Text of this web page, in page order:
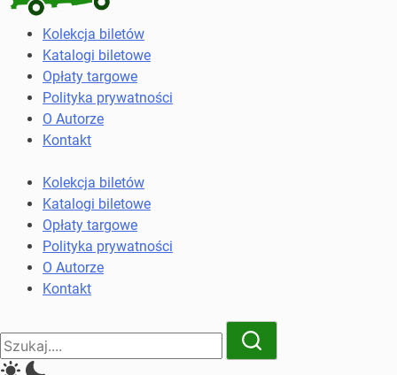
Kolekcja
biletów
komunikacji
miejskiej
kolejowych
Kolekcja biletów
Katalogi biletowe
Opłaty targowe
Polityka prywatności
O Autorze
Kontakt
Kolekcja biletów
Katalogi biletowe
Opłaty targowe
Polityka prywatności
O Autorze
Kontakt
Close
Search
Search